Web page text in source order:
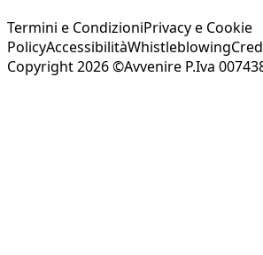
Termini e CondizioniPrivacy e Cookie
PolicyAccessibilitàWhistleblowing
Copyright 2026 ©Avvenire P.Iva